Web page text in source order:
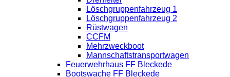
Löschgruppenfahrzeug 1
Löschgruppenfahrzeug 2
Rüstwagen
CCFM
Mehrzweckboot
Mannschaftstransportwagen
Feuerwehrhaus FF Bleckede
Bootswache FF Bleckede